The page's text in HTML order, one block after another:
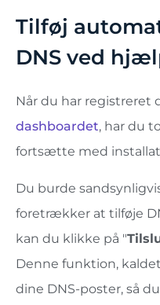
Tilføj
DNS ved
Når du har registreret
dashboardet, har du
fortsætte med
Du burde
foretrækker at tilføje
kan du klikke på "
Denne funktion,
dine DNS-poster, så